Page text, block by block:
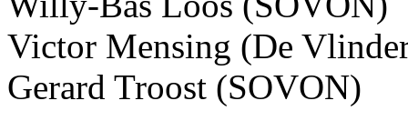
Victor Mensing (De
Gerard Troost (SOVON)